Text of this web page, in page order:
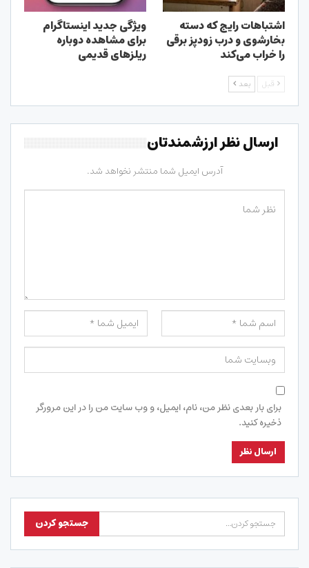
اشتباهات رایج که دسته
بخارشوی و درب زودپز برقی
را خراب می‌کند
ویژگی جدید اینستاگرام
برای مشاهده دوباره
ریلزهای قدیمی
قبل بعد
ارسال نظر ارزشمندتان
آدرس ایمیل شما منتشر نخواهد شد.
برای بار بعدی نظر من، نام، ایمیل، و وب سایت من را در این مرورگر
ذخیره کنید.